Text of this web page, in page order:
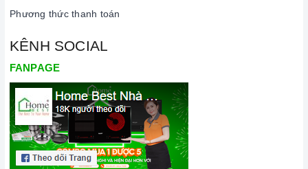
Phương thức thanh toán
KÊNH SOCIAL
FANPAGE